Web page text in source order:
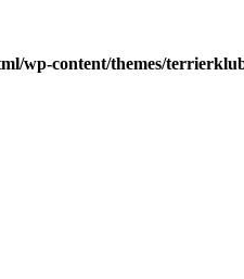
wp-content/themes/